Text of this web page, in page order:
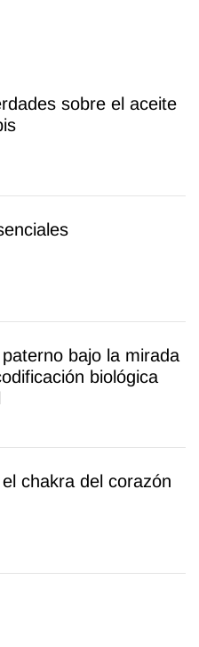
sobre el aceite
bajo la mirada
biológica
chakra del corazón